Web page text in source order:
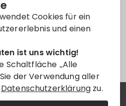
Cookies für ein
und einen
ist uns wichtig!
Schaltfläche „Alle
der Verwendung aller
Datenschutzerklärung zu.
auf